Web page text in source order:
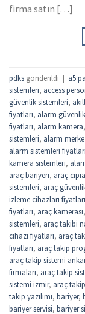
firma satın […]
pdks gönderildi | a5
sistemleri, access
güvenlik sistemleri,
fiyatları, alarm güvenlik
fiyatları, alarm kamera,
sistemleri, alarm
alarm sistemleri fiyatları
kamera sistemleri,
araç bariyeri, araç
sistemleri, araç
izleme cihazları fiyatları
fiyatları, araç kamerası,
sistemleri, araç takibi
cihazı fiyatları, araç
fiyatları, araç takip
araç takip sistemi
firmaları, araç takip
sistemi izmir, araç takip
takip yazılımı, bariyer,
bariyer servisi, bariyer